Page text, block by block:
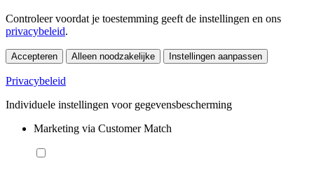
Controleer voordat je toestemming geeft de instellingen en ons
privacybeleid.
Accepteren Alleen noodzakelijke Instellingen aanpassen
Privacybeleid
Individuele instellingen voor gegevensbescherming
Marketing via Customer Match